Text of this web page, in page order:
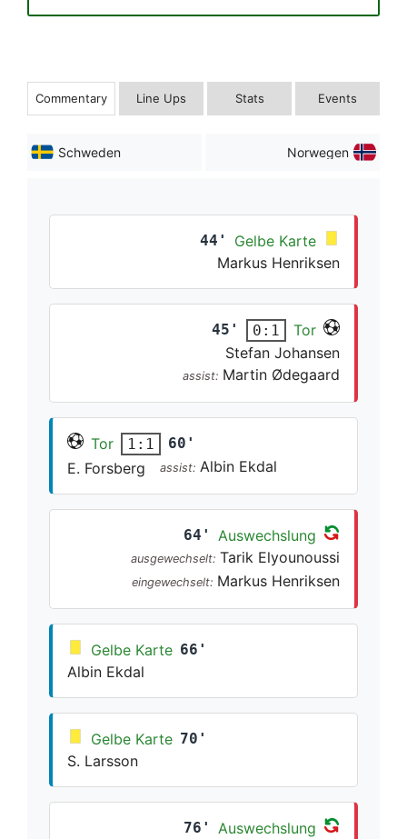
Commentary Line Ups Stats Events
Schweden Norwegen
44'
Gelbe Karte
Markus Henriksen
45' 0:1
Tor
Stefan Johansen
assist: Martin Ødegaard
Tor 1:1 60'
E. Forsberg assist: Albin Ekdal
64' Auswechslung
ausgewechselt: Tarik Elyounoussi
eingewechselt: Markus Henriksen
Gelbe Karte 66'
Albin Ekdal
Gelbe Karte 70'
S. Larsson
76' Auswechslung